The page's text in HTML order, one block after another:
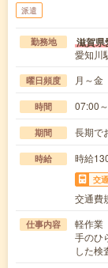
派遣
勤務地 滋賀県
愛知川
曜日頻度 月～金
時間 07:00
期間 長期で
時給 時給
交
交通費
仕事内容
軽作業
手のひ
した検